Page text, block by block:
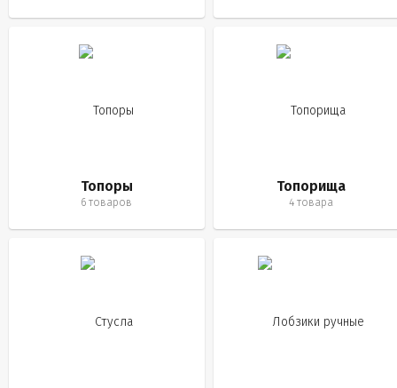
Топоры
6 товаров
Топорища
4 товара